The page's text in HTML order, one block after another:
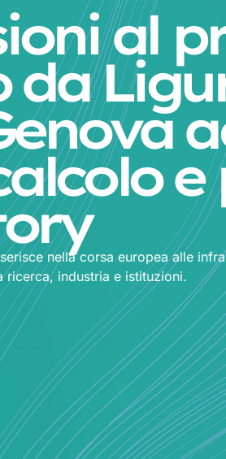
al
da
nella corsa europea alle
ricerca, industria e istituzioni.